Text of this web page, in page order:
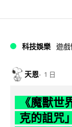
科技娛樂 遊戲
天恩 1 日
《魔獸世
克的詛咒